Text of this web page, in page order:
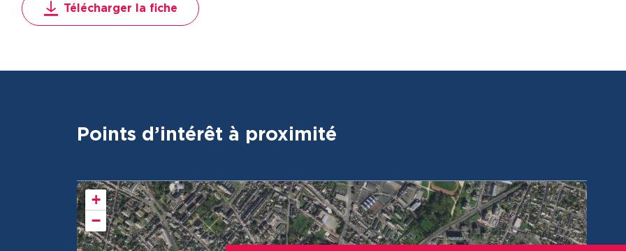
Télécharger la fiche
Points d’intérêt à proximité
+
−